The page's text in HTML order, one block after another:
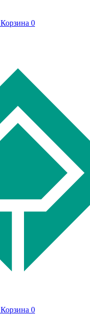
Корзина 0
Корзина 0